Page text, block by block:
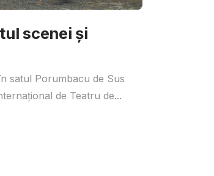
scenei și
satul Porumbacu de Sus
de Teatru de...